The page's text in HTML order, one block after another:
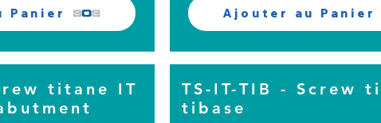
Panier
titane IT
Ajouter au Panier
TS-IT-TIB - Screw
tibase